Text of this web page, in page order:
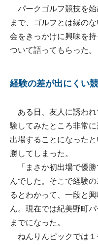
パークゴルフ競技を始
まで、ゴルフとは縁の
会をきっかけに興味を
ついて語ってもらった。
経験の差が出にくい
ある日、友人に誘われ
験してみたところ非常
出場することになった
勝してしまった。
「まさか初出場で優勝
んでした。そこで経験
るとわかって、一段と
ん。現在では紀美野町
までになった。
ねんりんピックでは１